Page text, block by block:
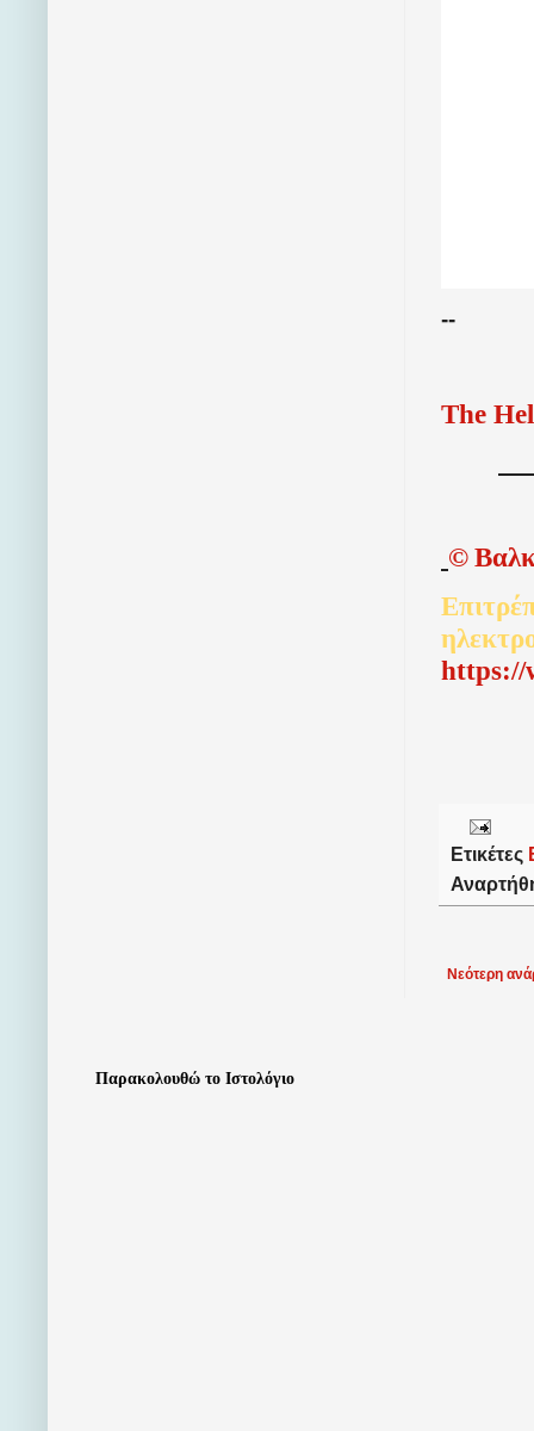
--
The
©
https://
Ετικέτες
Νεότερη
Παρακολουθώ το Ιστολόγιο